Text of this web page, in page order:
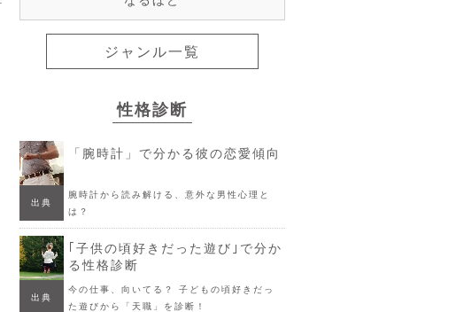
ジャンル一覧
性格診断
「腕時計」で分かる彼の恋愛傾向
出典
腕時計から読み解ける、意外な男性心理と
は？
｢子供の頃好きだった遊び｣で分か
る性格診断
出典
今の仕事、向いてる？ 子どもの頃好きだっ
た遊びから「天職」を診断！